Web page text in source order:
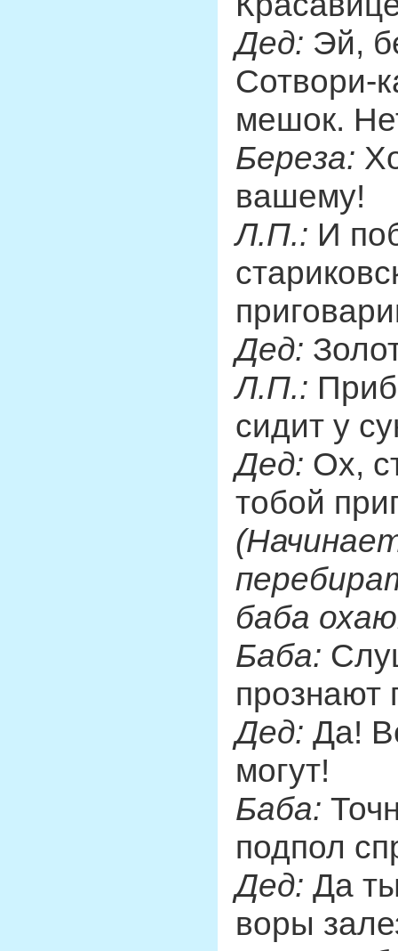
Дед: Эй,
Сотвори-
мешок.
Береза:
вашему!
Л.П.: И
Дед:
Л.П.:
сидит у
Дед: Ох,
тобой
баба
Баба:
прознают
Дед: Да!
могут!
Баба:
подпол
Дед: Да
воры